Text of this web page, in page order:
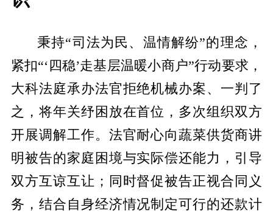
秉持“司法为民、温情解纷”的理念，
紧扣“‘四稳’走基层温暖小商户”行动要求，
大科法庭承办法官拒绝机械办案、一判了
之，将年关纾困放在首位，多次组织双方
开展调解工作。法官耐心向蔬菜供货商讲
明被告的家庭困境与实际偿还能力，引导
双方互谅互让；同时督促被告正视合同义
务，结合自身经济情况制定可行的还款计